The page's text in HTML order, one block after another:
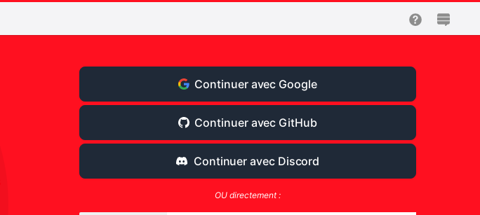
Continuer avec Google
Continuer avec GitHub
Continuer avec Discord
OU directement :